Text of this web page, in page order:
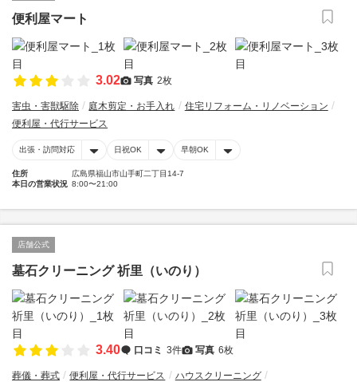
便利屋マート
3.02 写真 2枚
害虫・害獣駆除 庭木剪定・お手入れ
住宅リフォーム・リノベーション
便利屋・代行サービス
出張・訪問対応 日祝OK 早朝OK
住所
広島県福山市山手町二丁目14-7
本日の営業状況 8:00〜21:00
店舗公式
墓石クリーニング 祈里（いのり）
3.40 口コミ 3件 写真 6枚
葬儀・葬式 便利屋・代行サービス
ハウスクリーニング